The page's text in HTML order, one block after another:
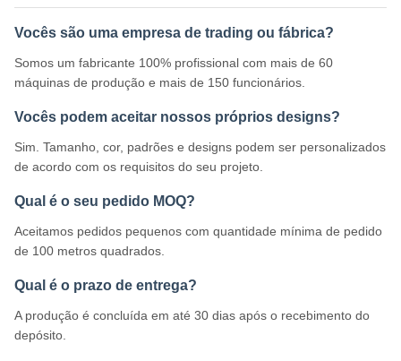
Vocês são uma empresa de trading ou fábrica?
Somos um fabricante 100% profissional com mais de 60
máquinas de produção e mais de 150 funcionários.
Vocês podem aceitar nossos próprios designs?
Sim. Tamanho, cor, padrões e designs podem ser personalizados
de acordo com os requisitos do seu projeto.
Qual é o seu pedido MOQ?
Aceitamos pedidos pequenos com quantidade mínima de pedido
de 100 metros quadrados.
Qual é o prazo de entrega?
A produção é concluída em até 30 dias após o recebimento do
depósito.